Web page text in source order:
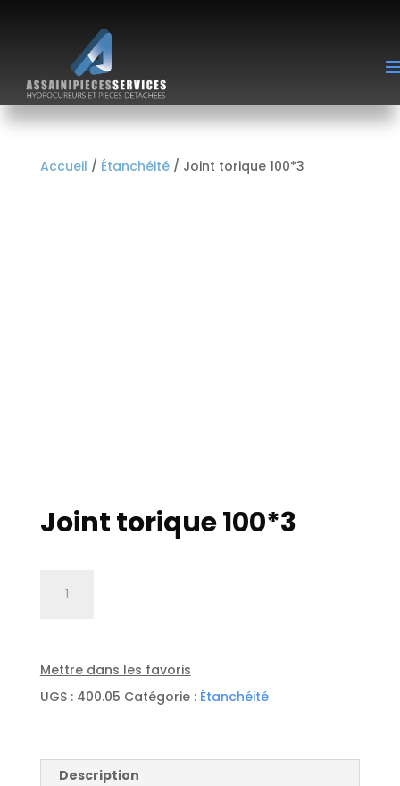
Accueil / Étanchéité/ Joint torique 100*3
Joint torique 100*3
100*3
Mettre dans les favoris
UGS : 400.05 Catégorie : Étanchéité
Description